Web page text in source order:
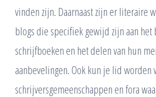
vinden zijn. Daarnaast zijn er literaire
blogs die specifiek gewijd zijn aan het
schrijfboeken en het delen van hun
aanbevelingen. Ook kun je lid worden
schrijversgemeenschappen en fora